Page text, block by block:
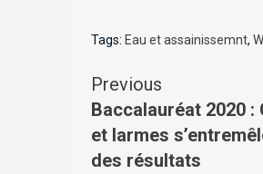
Tags: Eau et assainissemnt,
Previous
Baccalauréat 2020
et larmes
des résultats